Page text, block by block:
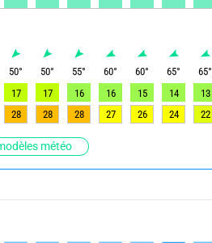
météo
50° 50° 55° 60° 60° 65° 65°
17 17 16 16 15 14 13
28 28 28 27 26 24 22